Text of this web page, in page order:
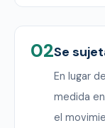
02Se
En lugar
medida
el